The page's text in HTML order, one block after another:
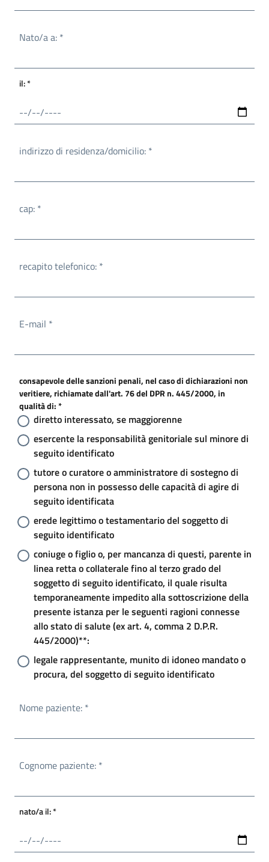
Nato/a a: *
il:*Obbligatorio
indirizzo di residenza/domicilio: *
cap: *
recapito telefonico: *
E-mail *
consapevole delle sanzioni penali, nel caso di dichiarazioni non
veritiere, richiamate dall'art. 76 del DPR n. 445/2000, in
qualità di: *
diretto interessato, se maggiorenne
esercente la responsabilità genitoriale sul minore di
seguito identificato
tutore o curatore o amministratore di sostegno di
persona non in possesso delle capacità di agire di
seguito identificata
erede legittimo o testamentario del soggetto di
seguito identificato
coniuge o figlio o, per mancanza di questi, parente in
linea retta o collaterale fino al terzo grado del
soggetto di seguito identificato, il quale risulta
temporaneamente impedito alla sottoscrizione della
presente istanza per le seguenti ragioni connesse
allo stato di salute (ex art. 4, comma 2 D.P.R.
445/2000)**:
legale rappresentante, munito di idoneo mandato o
procura, del soggetto di seguito identificato
Nome paziente: *
Cognome paziente: *
nato/a il: *